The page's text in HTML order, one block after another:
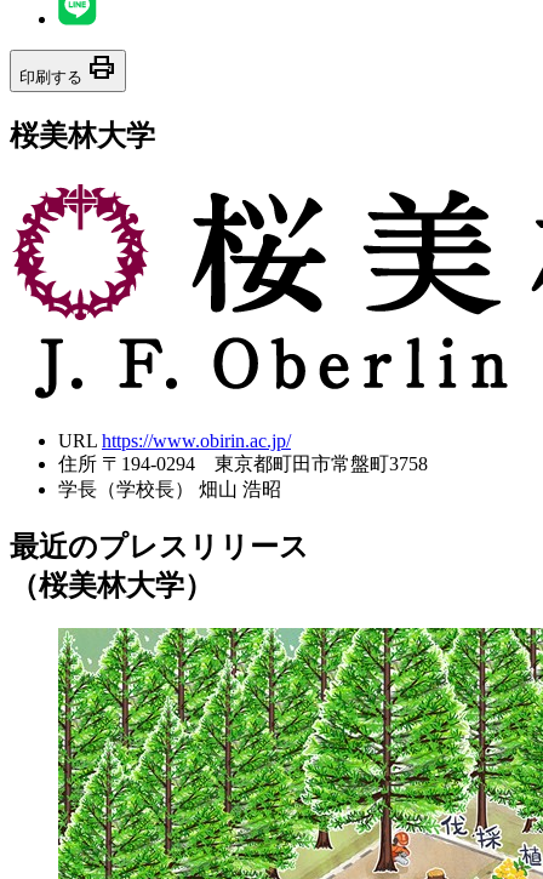
印刷する print
桜美林大学
URL https://www.obirin.ac.jp/
住所 〒194-0294 東京都町田市常盤町3758
学長（学校長）
畑山 浩昭
最近のプレスリリース
（桜美林大学）